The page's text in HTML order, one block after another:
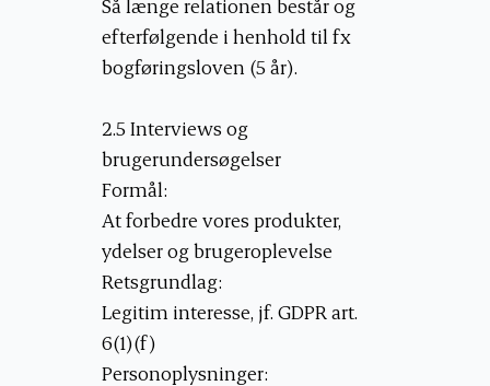
efterfølgende i henhold til fx
bogføringsloven (5 år).
2.5 Interviews og
brugerundersøgelser
Formål:
At forbedre vores produkter,
ydelser og brugeroplevelse
Retsgrundlag:
Legitim interesse, jf. GDPR art.
6(1)(f)
Personoplysninger: